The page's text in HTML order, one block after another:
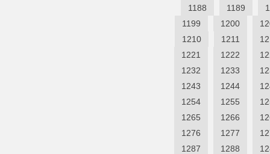
1188
1189
1199
1200
1210
1211
1221
1222
1232
1233
1243
1244
1254
1255
1265
1266
1276
1277
1287
1288